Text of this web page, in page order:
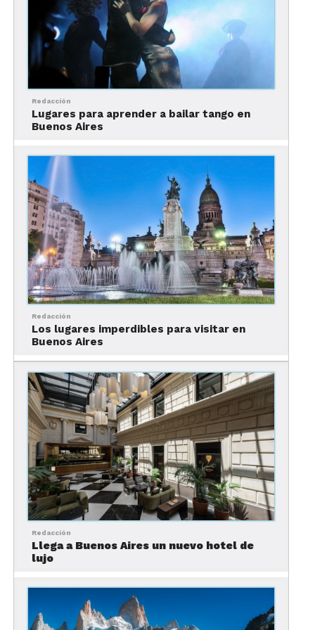
sólo por su imponente arquitectura, sino por ser
un lugar donde clave en lahistoria de Argentina
Conocerás la zona céntrica y algunos iconos de la
ciudad. Entre los atractivos que visitarás están el
Obelisco, Palacio Barolo, Plaza de Mayo, la Casa
Rosada, Catedral, Mural de Evita y la Calle
Florida.
Estetoursale todos los días a las
Congreso Nacional.
Recoleta, uno de los tours
gratis en Buenos Aires
imperdibles
Otro de los tours gratis en Buenos Aires que
ofrece Buenos Aires Free Walks te lleva por los
contrastes que ofrece esta ciudad.Desde las calles
Redacción
Lugares para aprender a bailar tango en
Buenos Aires
Redacción
Los lugares imperdibles para visitar en
Buenos Aires
Redacción
Llega a Buenos Aires un nuevo hotel de
lujo